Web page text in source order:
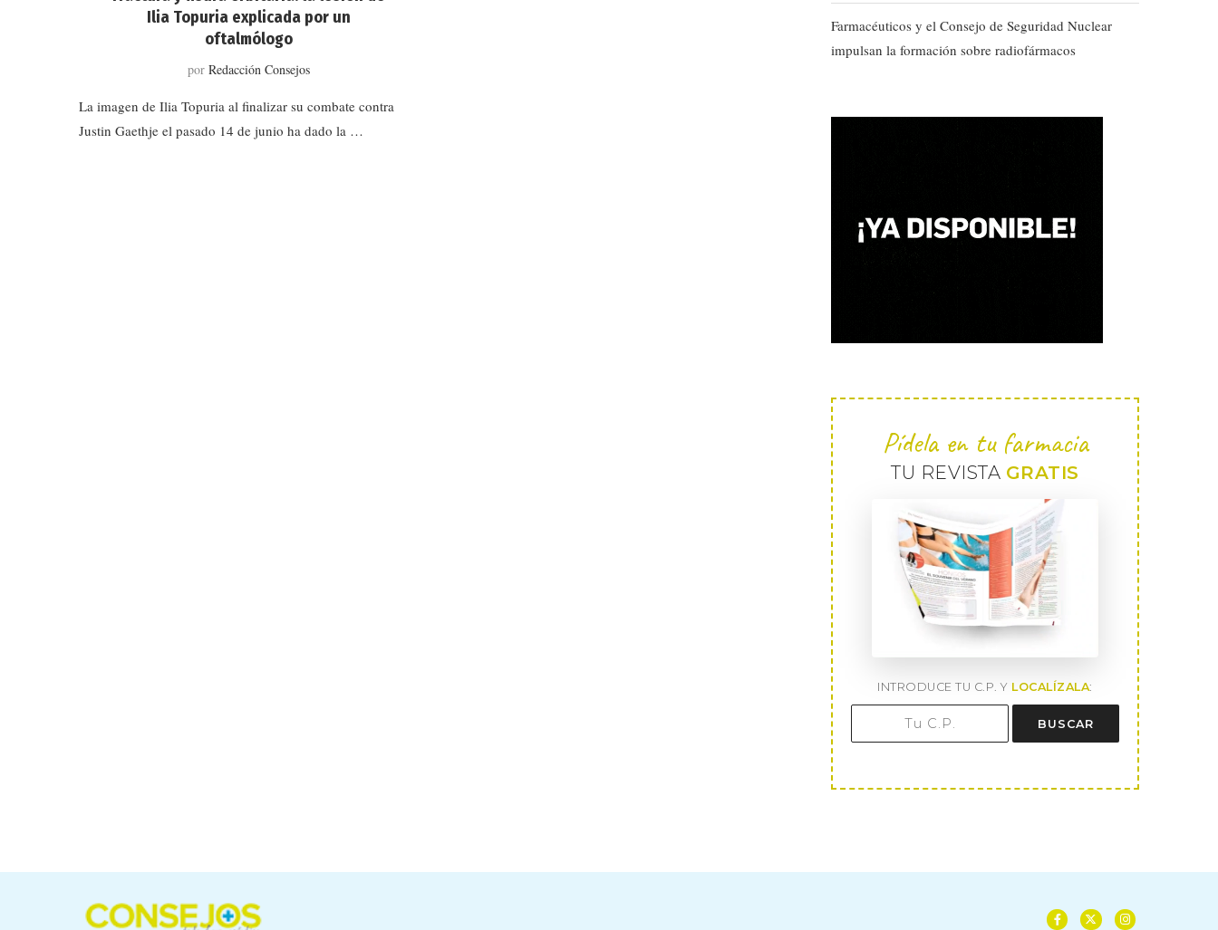
Ilia Topuria explicada por un
oftalmólogo
por Redacción Consejos
La imagen de Ilia Topuria al finalizar su combate contra
Justin Gaethje el pasado 14 de junio ha dado la …
Farmacéuticos y el Consejo de Seguridad Nuclear
impulsan la formación sobre radiofármacos
Pídela en tu farmacia
TU REVISTA GRATIS
INTRODUCE TU C.P. Y LOCALÍZALA:
BUSCAR